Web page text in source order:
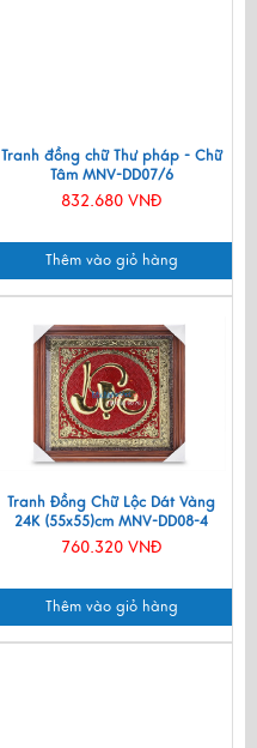
Tranh đồng chữ Thư pháp - Chữ
Tâm MNV-DD07/6
832.680 VNĐ
Thêm vào giỏ hàng
Tranh Đồng Chữ Lộc Dát Vàng
24K (55x55)cm MNV-DD08-4
760.320 VNĐ
Thêm vào giỏ hàng